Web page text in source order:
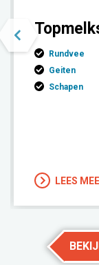
Rundvee
Geiten
Schapen
LEES